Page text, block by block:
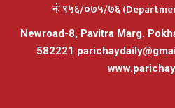
नंः ९५६/०७५/७६
Newroad-8, Pavitra Marg.
582221